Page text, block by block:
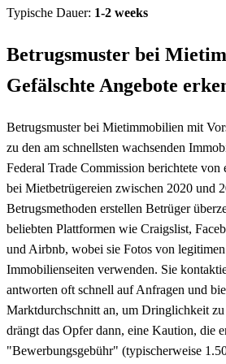
Typische Dauer: 1-2 weeks
Betrugsmuster bei
Gefälschte Angebote
Betrugsmuster bei Mietimmobilien mit
zu den am schnellsten wachsenden
Federal Trade Commission berichtete
bei Mietbetrügereien zwischen 2020 und
Betrugsmethoden erstellen Betrüger
beliebten Plattformen wie Craigslist,
und Airbnb, wobei sie Fotos von
Immobilienseiten verwenden. Sie
antworten oft schnell auf Anfragen und
Marktdurchschnitt an, um Dringlichkeit
drängt das Opfer dann, eine Kaution, die
"Bewerbungsgebühr" (typischerweise